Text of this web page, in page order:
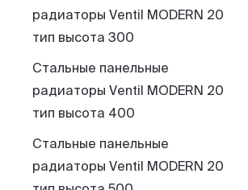
радиаторы Ventil MODERN 20
тип высота 300
Стальные панельные
радиаторы Ventil MODERN 20
тип высота 400
Стальные панельные
радиаторы Ventil MODERN 20